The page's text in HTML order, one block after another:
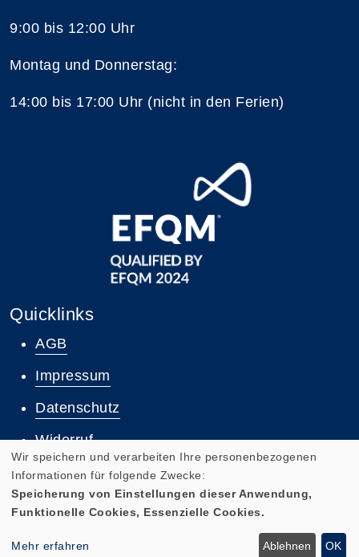
9:00 bis 12:00 Uhr
Montag und Donnerstag:
14:00 bis 17:00 Uhr (nicht in den Ferien)
Quicklinks
AGB
Impressum
Datenschutz
Widerruf
Zum Newsletter anmelden
Cookie Einstellungen
Wir speichern und verarbeiten Ihre personenbezogenen
Informationen für folgende Zwecke:
Speicherung von Einstellungen dieser Anwendung,
Funktionelle Cookies, Essenzielle Cookies.
Mehr erfahren Ablehnen OK